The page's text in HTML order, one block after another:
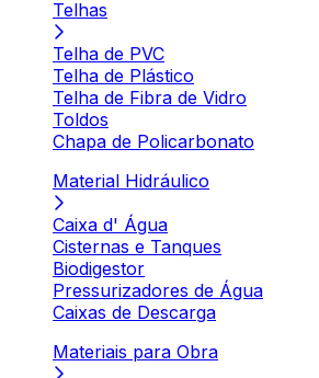
Telhas
Telha de PVC
Telha de Plástico
Telha de Fibra de Vidro
Toldos
Chapa de Policarbonato
Material Hidráulico
Caixa d' Água
Cisternas e Tanques
Biodigestor
Pressurizadores de Água
Caixas de Descarga
Materiais para Obra